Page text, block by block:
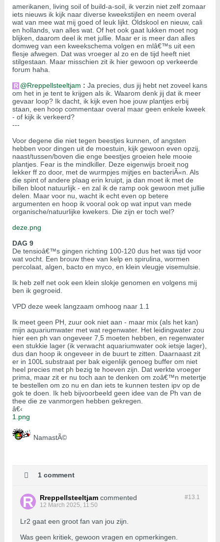
amerikanen, living soil of build-a-soil, ik verzin niet zelf zomaar
iets nieuws ik kijk naar diverse kweekstijlen en neem overal
wat van mee wat mij goed of leuk lijkt. Oldskool en nieuw, cali
en hollands, van alles wat. Of het ook gaat lukken moet nog
blijken, daarom deel ik met jullie. Maar er is meer dan alles
domweg van een kweekschema volgen en mlâ€™s uit een
flesje afwegen. Dat was vroeger al zo en de tijd heeft niet
stilgestaan. Maar misschien zit ik hier gewoon op verkeerde
forum haha.
Rreppellsteeltjam : Ja precies, dus jij hebt net zoveel kans
om het in je tent te krijgen als ik. Waarom denk jij dat ik meer
gevaar loop? Ik dacht, ik kijk even hoe jouw plantjes erbij
staan, een hoop commentaar overal maar geen enkele kweek
- of kijk ik verkeerd?
---
Voor degene die niet tegen beestjes kunnen, of angsten
hebben voor dingen uit de moestuin, kijk gewoon even opzij,
naast/tussen/boven die enge beestjes groeien hele mooie
plantjes. Fear is the mindkiller. Deze eigenwijs broeit nog
lekker ff zo door, met de wurmpjes mijtjes en bacteriÃ«n. Als
die spint of andere plaag erin kruipt, ja dan moet ik met de
billen bloot natuurlijk - en zal ik de ramp ook gewoon met jullie
delen. Maar voor nu, wacht ik echt even op betere
argumenten en hoop ik vooral ook op wat input van mede
organische/natuurlijke kwekers. Die zijn er toch wel?
deze.png
DAG 9
De tensioâ€™s gingen richting 100-120 dus het was tijd voor
wat vocht. Een brouw thee van kelp en spirulina, wormen
percolaat, algen, bacto en myco, en klein vleugje visemulsie.
Ik heb zelf net ook een klein slokje genomen en volgens mij
ben ik gegroeid.
VPD deze week langzaam omhoog naar 1.1
Ik meet geen PH, zuur ook niet aan - maar mix (als het kan)
mijn aquariumwater met wat regenwater. Het leidingwater zou
hier een ph van ongeveer 7,5 moeten hebben, en regenwater
een stukkie lager (ik verwacht aquariumwater ook ietsje lager),
dus dan hoop ik ongeveer in de buurt te zitten. Daarnaast zit
er in 100L substraat per bak eigenlijk genoeg buffer om niet
heel precies met ph bezig te hoeven zijn. Dat werkte vroeger
prima, maar zit er nu toch aan te denken om zoâ€™n metertje
te bestellen om zo nu en dan iets te kunnen testen ipv op de
gok te doen. Ik heb bijvoorbeeld geen idee van de Ph van de
thee die ze vanmorgen hebben gekregen.
â€‹
1.png
NamastÃ©
1 comment
#13.1
Rreppellsteeltjam commented
12 March 2025, 11:50
Lr2 gaat een groot fan van jou zijn.
Was geen kritiek, gewoon vragen en opmerkingen.